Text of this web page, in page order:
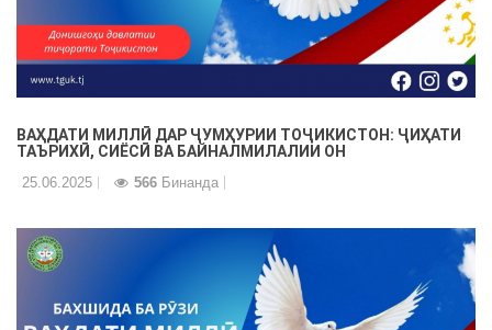
ВАҲДАТИ МИЛЛӢ ДАР ҶУМҲУРИИ ТОҶИКИСТОН: ҶИҲАТИ
ТАЪРИХӢ, СИЁСӢ ВА БАЙНАЛМИЛАЛИИ ОН
25.06.2025 566 Бинанда